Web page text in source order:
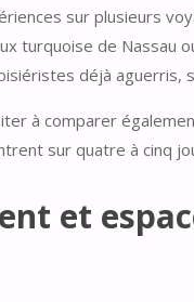
sur plusieurs
turquoise de
déjà
à comparer
sur quatre à cinq
et